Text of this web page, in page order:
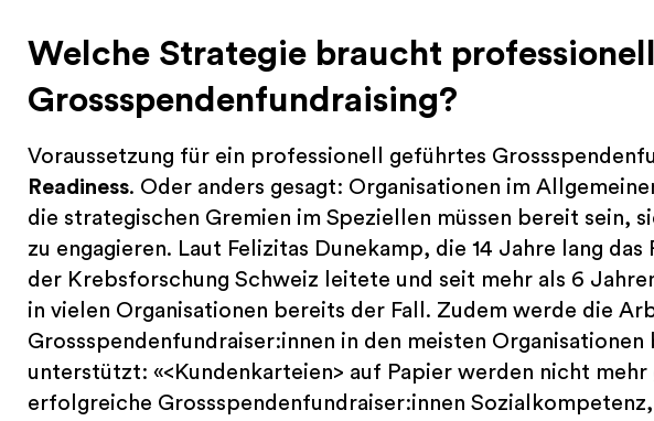
Welche Strategie braucht
Grossspendenfundraising?
Voraussetzung für ein professionell geführtes
Readiness. Oder anders gesagt: Organisationen im
die strategischen Gremien im Speziellen müssen bereit sein,
zu engagieren. Laut Felizitas Dunekamp, die 14 Jahre lang das
der Krebsforschung Schweiz leitete und seit mehr als 6
in vielen Organisationen bereits der Fall. Zudem werde die
Grossspendenfundraiser:innen in den meisten
unterstützt: «<Kundenkarteien> auf Papier werden nicht mehr
erfolgreiche Grossspendenfundraiser:innen